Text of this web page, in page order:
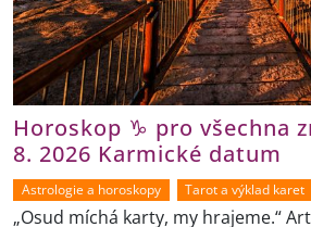
Horoskop ♑ pro všechna
8. 2026 Karmické datum
Astrologie a horoskopy Tarot a výklad karet
„Osud míchá karty, my hrajeme.“